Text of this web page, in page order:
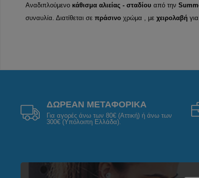
Αναδιπλούμενο κάθισμα αλιείας - σταδίου από την
συναυλία. Διατίθεται σε πράσινο χρώμα , με χειρολαβή
ΔΩΡΕΑΝ ΜΕΤΑΦΟΡΙΚΑ
Για αγορές άνω των 80€ (Αττική) ή άνω των
300€ (Υπόλοιπη Ελλάδα).